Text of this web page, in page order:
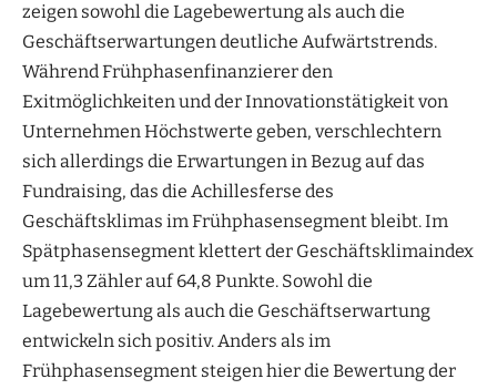
zeigen sowohl die Lagebewertung als auch die
Geschäftserwartungen deutliche Aufwärtstrends.
Während Frühphasenfinanzierer den
Exitmöglichkeiten und der Innovationstätigkeit von
Unternehmen Höchstwerte geben, verschlechtern
sich allerdings die Erwartungen in Bezug auf das
Fundraising, das die Achillesferse des
Geschäftsklimas im Frühphasensegment bleibt. Im
Spätphasensegment klettert der Geschäftsklimaindex
um 11,3 Zähler auf 64,8 Punkte. Sowohl die
Lagebewertung als auch die Geschäftserwartung
entwickeln sich positiv. Anders als im
Frühphasensegment steigen hier die Bewertung der